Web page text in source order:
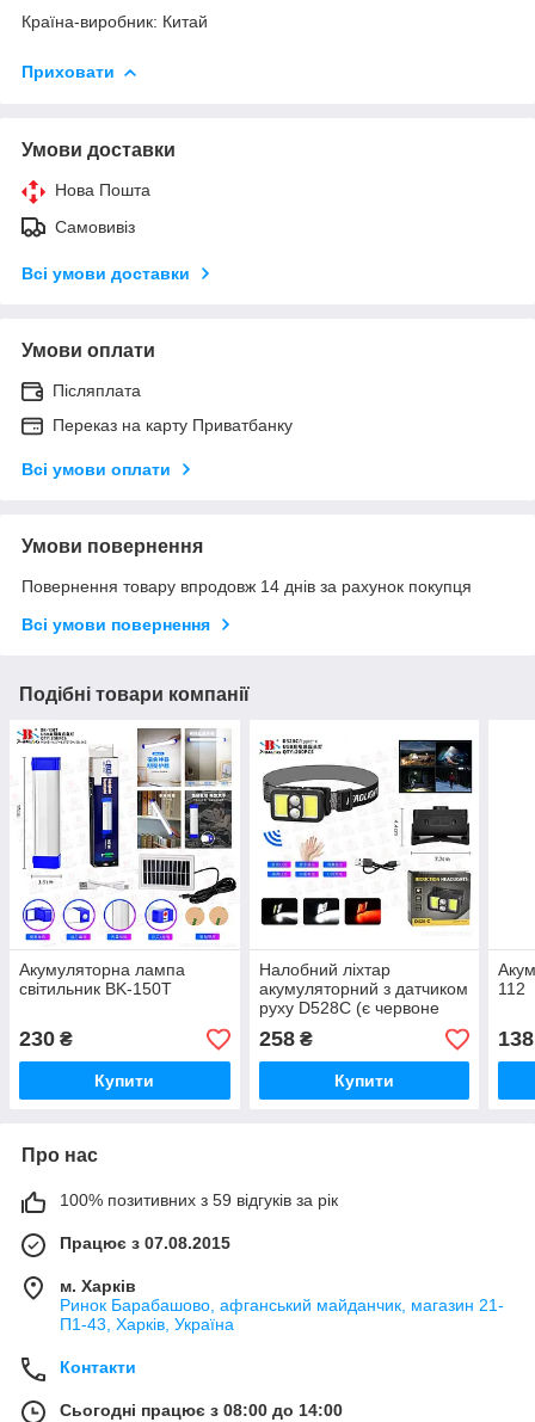
Країна-виробник: Китай
Приховати
Умови доставки
Нова Пошта
Самовивіз
Всі умови доставки
Умови оплати
Післяплата
Переказ на карту Приватбанку
Всі умови оплати
Умови повернення
Повернення товару впродовж 14 днів за рахунок покупця
Всі умови повернення
Подібні товари компанії
Акумуляторна лампа
світильник BK-150T
230 ₴
Купити
Налобний ліхтар
акумуляторний з датчиком
руху D528C (є червоне
світло)
258₴
Купити
112
138
Про нас
100% позитивних з 59 відгуків за рік
Працює з 07.08.2015
м. Харків
Ринок Барабашово, афганський майданчик, магазин 21-
П1-43, Харків, Україна
Контакти
Сьогодні працює з 08:00 до 14:00